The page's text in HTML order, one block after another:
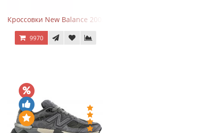
Кроссовки New Balance 2002R Protection Pack Grey
9970